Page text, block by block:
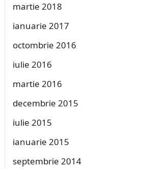
martie 2018
ianuarie 2017
octombrie 2016
iulie 2016
martie 2016
decembrie 2015
iulie 2015
ianuarie 2015
septembrie 2014